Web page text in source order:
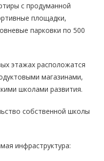
с продуманной
площадки,
парковки по 500
этажах расположатся
магазинами,
школами развития.
собственной школы
инфраструктура: